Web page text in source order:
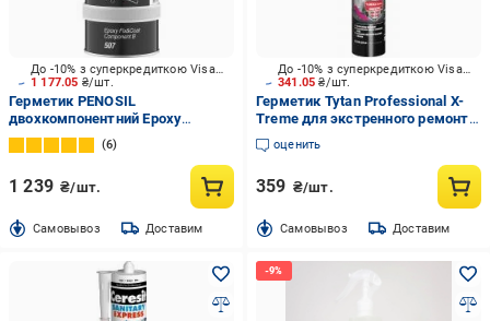
1 177.05 ₴/шт.
До -10% з суперкредиткою Visa Вигода
Герметик PENOSIL
двохкомпонентний Epoxy
Fix&Coat 507 прозрачный
6
1 239 ₴/шт.
Cамовывоз Доставим
341.05₴/шт.
До -10% з суперкредиткою Visa Вигода
Герметик Tytan Professional X-
Treme для экстренного ремонта
кровли бесцветный 280 мл
оценить
359 ₴/шт.
Cамовывоз Доставим